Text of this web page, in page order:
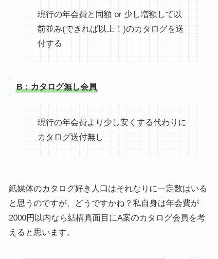
現行の年会費と同額 or 少し増額して以
前並み(できれば以上！)のカタログを送
付する
B：カタログ無し会員
現行の年会費より少し安くする代わりに
カタログ送付無し
紙媒体のカタログ好き人口はそれなりに一定数はいる
と思うのですが、どうですかね？私自身は年会費が
2000円以内なら結構真面目にA案のカタログ会員を考
えると思います。